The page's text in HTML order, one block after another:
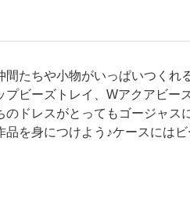
たちや小物がいっぱいつくれ
ビーズトレイ、Wアクアビー
ドレスがとってもゴージャス
を身につけよう♪ケースには